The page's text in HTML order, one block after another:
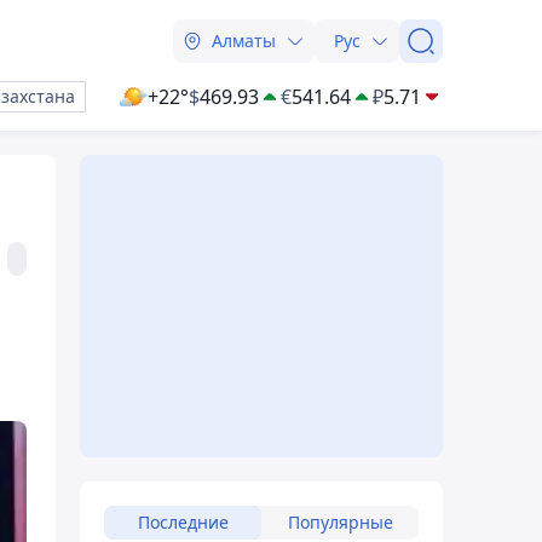
Алматы Рус
+22°$469.93 €541.64 ₽5.71
Последние Популярные